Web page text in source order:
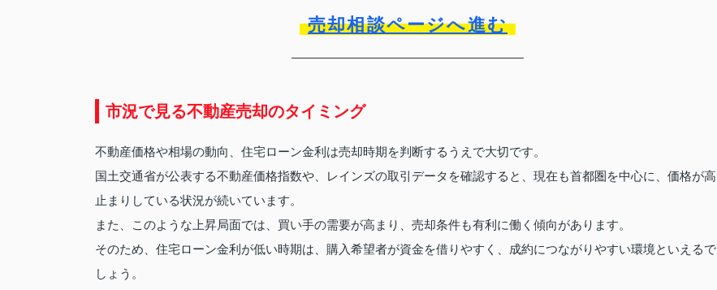
売却相談ページへ進む
市況で見る不動産売却のタイミング
不動産価格や相場の動向、住宅ローン金利は売却時期を判断するうえで大切です。
国土交通省が公表する不動産価格指数や、レインズの取引データを確認すると、現在も首都圏を中心に、価格が高
止まりしている状況が続いています。
また、このような上昇局面では、買い手の需要が高まり、売却条件も有利に働く傾向があります。
そのため、住宅ローン金利が低い時期は、購入希望者が資金を借りやすく、成約につながりやすい環境といえるで
しょう。